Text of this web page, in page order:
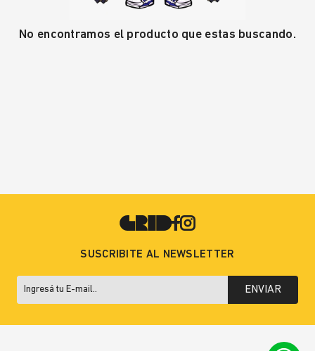
No encontramos el producto que estas buscando.
SUSCRIBITE AL NEWSLETTER
ENVIAR